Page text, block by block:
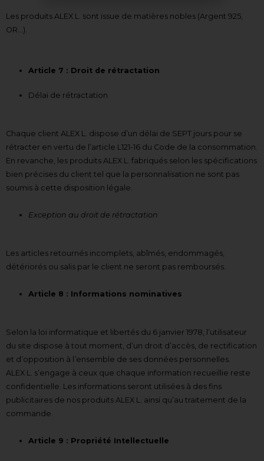
Les produits ALEX L. sont issue de matières nobles (Argent 925,
OR…).
Article 7 : Droit de rétractation
Délai de rétractation
Chaque client ALEX L. dispose d’un délai de SEPT jours pour se
rétracter en vertu de l’article L121-16 du Code de la consommation.
En revanche, les produits ALEX L. fabriqués selon les spécifications
bien précises du client tel que la personnalisation ne sont pas
soumis à cette disposition légale.
Exception au droit de rétractation
Les articles retournés incomplets, abîmés, endommagés,
détériorés ou salis par le client ne seront pas remboursés.
Article 8 : Informations nominatives
Selon la loi informatique et libertés du 6 janvier 1978, l’utilisateur
du site dispose à tout moment, d’un droit d’accès, de rectification
et d’opposition à l’ensemble de ses données personnelles.
ALEX L. s’engage à ceux que chaque information recueillie reste
confidentielle. Les informations seront utilisées à des fins
publicitaires de nos produits ALEX L. ainsi qu’au traitement de la
commande.
Article 9 : Propriété Intellectuelle